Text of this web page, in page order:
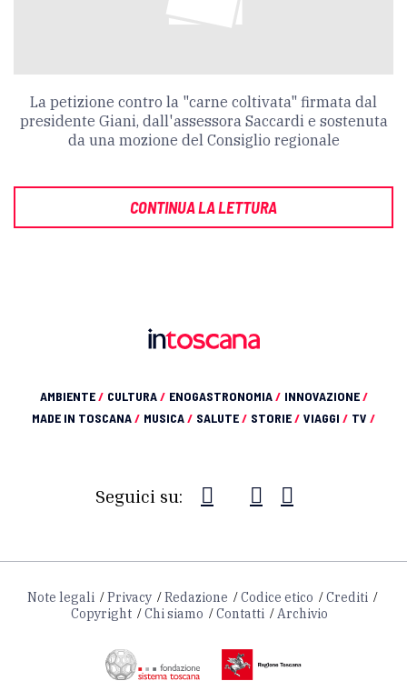
La petizione contro la "carne coltivata" firmata dal
presidente Giani, dall'assessora Saccardi e sostenuta
da una mozione del Consiglio regionale
CONTINUA LA LETTURA
AMBIENTE/ CULTURA/ ENOGASTRONOMIA/ INNOVAZIONE/
MADE IN TOSCANA/ MUSICA/ SALUTE/ STORIE/ VIAGGI / TV /
Seguici su:
Note legali Privacy Redazione Codice etico
Crediti
Copyright
Chi siamo Contatti Archivio